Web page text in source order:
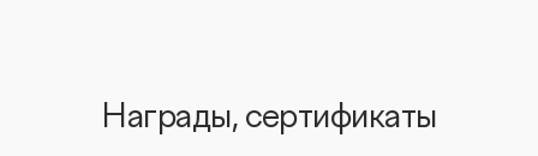
Награды, сертификаты